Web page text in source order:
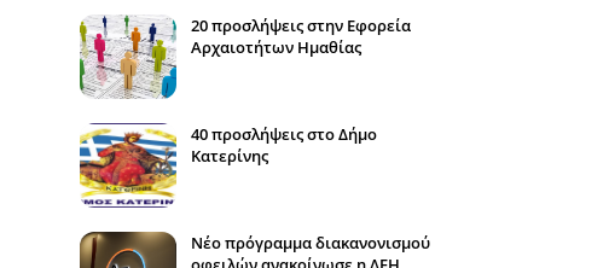
20 προσλήψεις στην Εφορεία
Αρχαιοτήτων Ημαθίας
40 προσλήψεις στο Δήμο
Κατερίνης
Νέο πρόγραμμα διακανονισμού